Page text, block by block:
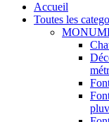
Accueil
Toutes les